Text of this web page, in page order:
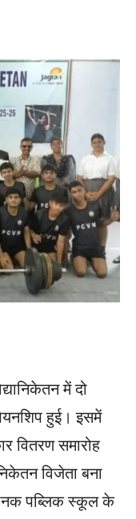
में दो
हुई। इसमें
वितरण समारोह
विजेता बना
प​ब्लिक स्कूल के